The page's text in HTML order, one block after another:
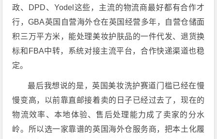
政、DPD、Yodel这些，主流的物流商最好都有合作才
行，GBA英国自营海外仓在英国经营多年，自营仓储面
积三万平方米，能处理美妆护肤品的一件代发、退货换
标和FBA中转，系统对接主流平台，合作快递渠道也稳
定。
最后我想说的是，英国美妆洗护赛道门槛已经在慢
慢变高，以前靠直邮接着卖的日子已经过去了，现在的
物流效率、本地体验、售后处理能力成了卖家的分水
岭。所以选一家靠谱的英国海外仓服务商，把本土化履